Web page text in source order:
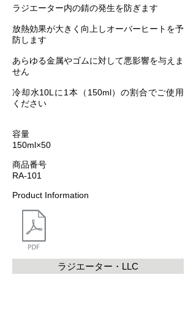
ラジエーター内の錆の発生を防ぎます
放熱効果が大きく向上しオーバーヒートを予
防します
あらゆる金属やゴムに対して悪影響を与えま
せん​
冷却水10Lに1本（150ml）の割合でご使用
ください
容量
150ml×50
商品番号
RA-101
Product Information
ラジエーター・LLC